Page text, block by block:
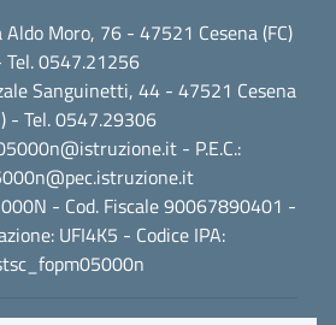
Aldo Moro, 76 - 47521 Cesena (FC)
Tel. 0547.21256
Sanguinetti, 44 - 47521 Cesena
- Tel. 0547.29306
- P.E.C.:
- Cod. Fiscale 90067890401 -
UFI4K5 - Codice IPA: